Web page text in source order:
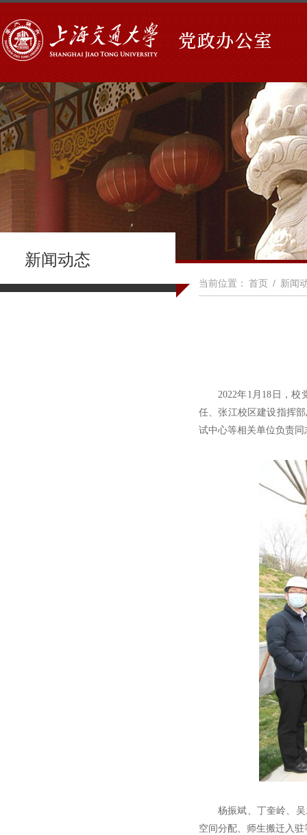
新闻动态
当前位置： 首页 / 新闻
2022年1月18日，
任、张江校区建设指挥
试中心等相关单位负责
杨振斌、丁奎岭、
空间分配、师生搬迁入